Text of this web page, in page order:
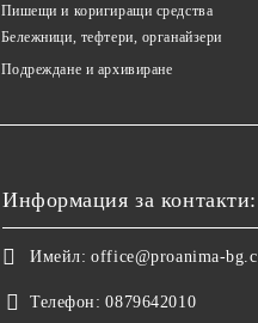
Пишещи и коригиращи средства
Бележници, тефтери, органайзери
Подреждане и архивиране
Информация за контакти:
Имейл: office@proanima-
Телефон: 0879642010